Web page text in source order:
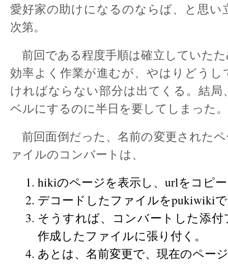
愛好家の助けになるのならば、と思い
次第。
前回である程度手順は確立していた
効率よく作業が進むが、やはりどうし
ければならない部分は出てくる。結局
ベルにするのに半日を要してしまった。
前回面倒だった、名前の変更された
ァイルのコンバートは、
hikiのページを表示し、urlをコピ
デコードしたファイルをpukiwiki
そうすれば、コンバートした添
作成したファイルに張り付く。
あとは、名前変更で、現在のペー